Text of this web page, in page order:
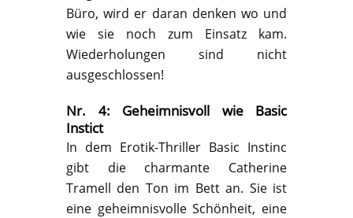
Büro, wird er daran denken wo und
wie sie noch zum Einsatz kam.
Wiederholungen sind nicht
ausgeschlossen!
Nr. 4: Geheimnisvoll wie Basic
Instict
In dem Erotik-Thriller Basic Instinc
gibt die charmante Catherine
Tramell den Ton im Bett an. Sie ist
eine geheimnisvolle Schönheit, eine